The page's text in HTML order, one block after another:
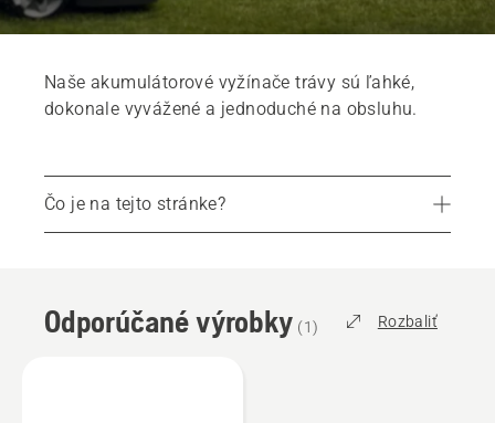
Naše akumulátorové vyžínače trávy sú ľahké,
dokonale vyvážené a jednoduché na obsluhu.
Čo je na tejto stránke?
Odporúčané výrobky
Diely a príslušenstvo
Odporúčané výrobky (1) Rozbaliť